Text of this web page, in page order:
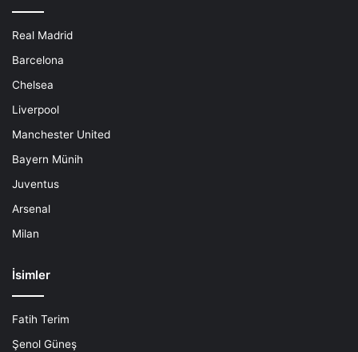
Real Madrid
Barcelona
Chelsea
Liverpool
Manchester United
Bayern Münih
Juventus
Arsenal
Milan
İsimler
Fatih Terim
Şenol Güneş